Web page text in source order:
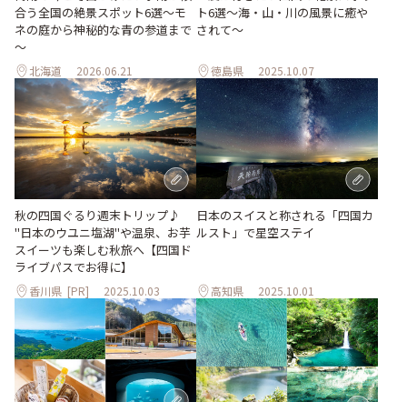
合う全国の絶景スポット6選～モ
ネの庭から神秘的な青の参道まで
～
北海道 2026.06.21
ト6選〜海・山・川の風景に癒や
されて〜
徳島県 2025.10.07
秋の四国ぐるり週末トリップ♪
"日本のウユニ塩湖"や温泉、お芋
スイーツも楽しむ秋旅へ【四国ド
ライブパスでお得に】
香川県 [PR] 2025.10.03
日本のスイスと称される「四国カ
ルスト」で星空ステイ
高知県 2025.10.01